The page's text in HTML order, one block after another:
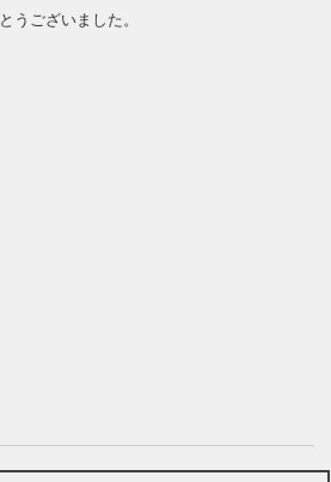
うございました。